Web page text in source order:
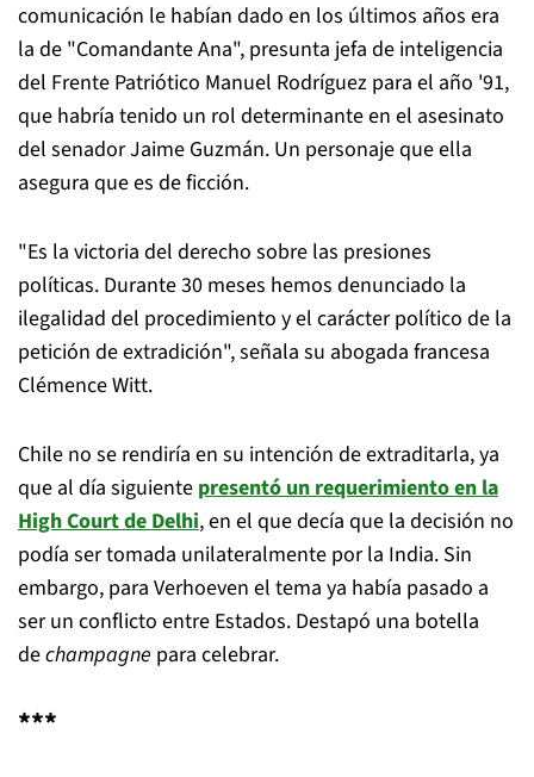
comunicación le habían dado en los últimos años era
la de "Comandante Ana", presunta jefa de inteligencia
del Frente Patriótico Manuel Rodríguez para el año '91,
que habría tenido un rol determinante en el asesinato
del senador Jaime Guzmán. Un personaje que ella
asegura que es de ficción.
"Es la victoria del derecho sobre las presiones
políticas. Durante 30 meses hemos denunciado la
ilegalidad del procedimiento y el carácter político de la
petición de extradición", señala su abogada francesa
Clémence Witt.
Chile no se rendiría en su intención de extraditarla, ya
que al día siguiente presentó un requerimiento en la
High Court de Delhi, en el que decía que la decisión no
podía ser tomada unilateralmente por la India. Sin
embargo, para Verhoeven el tema ya había pasado a
ser un conflicto entre Estados. Destapó una botella
dechampagne para celebrar.
***